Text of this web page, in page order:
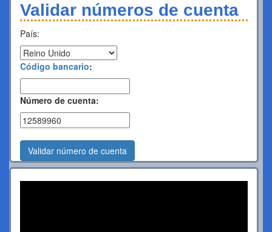
Validar números de cuenta
País:
Código bancario:
Número de cuenta:
Validar número de cuenta